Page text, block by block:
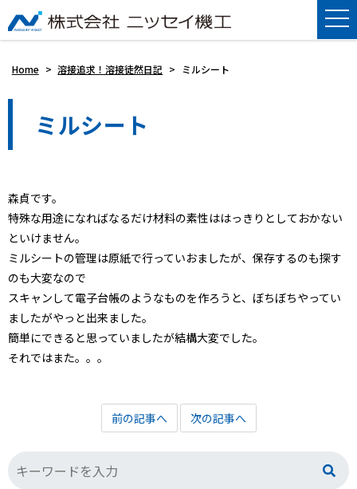
Home > 溶接追求！溶接徒然日記 > ミルシート
ミルシート
森貞です。
特殊な用途になればなるだけ材料の素性ははっきりとしておかない
といけません。
ミルシートの管理は原紙で行っていおましたが、保存するのも探す
のも大変なので
スキャンして電子台帳のようなものを作ろうと、ぼちぼちやってい
ましたがやっと出来ました。
簡単にできると思っていましたが結構大変でした。
それではまた。。。
前の記事へ 次の記事へ